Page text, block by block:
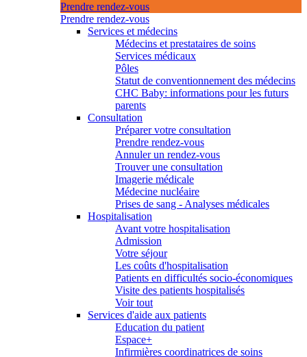
Prendre rendez-vous
Prendre rendez-vous
Services et médecins
Médecins et prestataires de soins
Services médicaux
Pôles
Statut de conventionnement des médecins
CHC Baby: informations pour les futurs
parents
Consultation
Préparer votre consultation
Prendre rendez-vous
Annuler un rendez-vous
Trouver une consultation
Imagerie médicale
Médecine nucléaire
Prises de sang - Analyses médicales
Hospitalisation
Avant votre hospitalisation
Admission
Votre séjour
Les coûts d'hospitalisation
Patients en difficultés socio-économiques
Visite des patients hospitalisés
Voir tout
Services d'aide aux patients
Education du patient
Espace+
Infirmières coordinatrices de soins